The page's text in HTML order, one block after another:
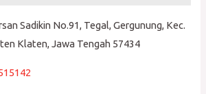
Sadikin No.91, Tegal, Gergunung, Kec.
Klaten, Jawa Tengah 57434